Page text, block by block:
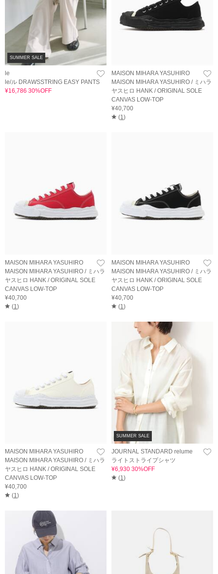
SUMMER SALE
le
le/ル DRAWSSTRING EASY PANTS
¥16,786 30%OFF
MAISON MIHARA YASUHIRO
MAISON MIHARA YASUHIRO / ミハラ
ヤスヒロ HANK / ORIGINAL SOLE
CANVAS LOW-TOP
¥40,700
(1)
MAISON MIHARA YASUHIRO
MAISON MIHARA YASUHIRO / ミハラ
ヤスヒロ HANK / ORIGINAL SOLE
CANVAS LOW-TOP
¥40,700
(1 )
MAISON MIHARA YASUHIRO
MAISON MIHARA YASUHIRO / ミハラ
ヤスヒロ HANK / ORIGINAL SOLE
CANVAS LOW-TOP
¥40,700
(1 )
MAISON MIHARA YASUHIRO
MAISON MIHARA YASUHIRO / ミハラ
ヤスヒロ HANK / ORIGINAL SOLE
CANVAS LOW-TOP
¥40,700
(1)
SUMMER SALE
JOURNAL STANDARD relume
ライトストライプシャツ
¥6,930 30%OFF
(1)